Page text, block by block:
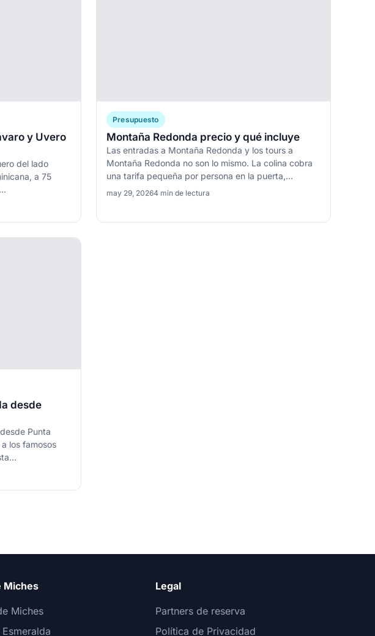
y Uvero
del lado
a 75
Presupuesto
Montaña Redonda precio y qué incluye
Las entradas a Montaña Redonda y los tours a
Montaña Redonda no son lo mismo. La colina cobra
una tarifa pequeña por persona en la puerta,...
may 29, 20264 min de lectura
desde
Punta
los famosos
Miches
Miches
Legal
Partners de reserva
Política de Privacidad